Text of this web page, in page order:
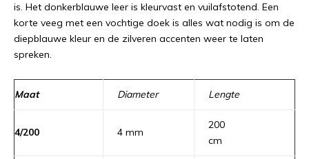
is. Het donkerblauwe leer is kleurvast en vuilafstotend. Een
korte veeg met een vochtige doek is alles wat nodig is om de
diepblauwe kleur en de zilveren accenten weer te laten
spreken.
Maat Diameter Lengte
4/200 4 mm
200
cm